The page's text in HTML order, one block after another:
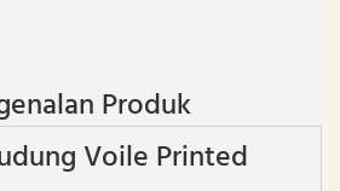
Produk
Voile Printed